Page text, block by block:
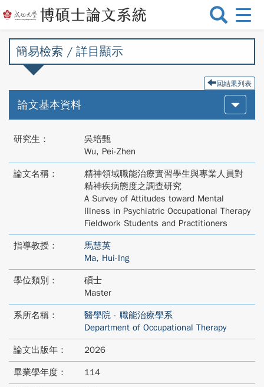
選
切
簡易檢索 / 詳目顯示
回結果列表
論文基本資料
研究生：
吳培甄
Wu, Pei-Zhen
論文名稱：
精神領域職能治療實習學生與專業人員對
精神疾病態度之調查研究
A Survey of Attitudes toward Mental
Illness in Psychiatric Occupational Therapy
Fieldwork Students and Practitioners
指導教授：
馬慧英
Ma, Hui-Ing
學位類別：
碩士
Master
系所名稱：
醫學院 - 職能治療學系
Department of Occupational Therapy
論文出版年： 2026
畢業學年度： 114